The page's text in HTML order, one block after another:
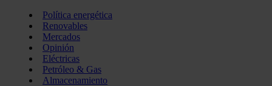
Política energética
Renovables
Mercados
Opinión
Eléctricas
Petróleo & Gas
Almacenamiento